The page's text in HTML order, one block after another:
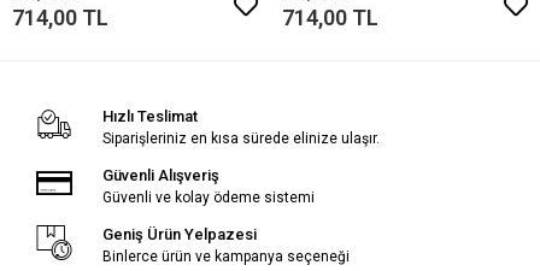
714,00 TL 714,00 TL
Hızlı Teslimat
Siparişleriniz en kısa sürede elinize ulaşır.
Güvenli Alışveriş
Güvenli ve kolay ödeme sistemi
Geniş Ürün Yelpazesi
Binlerce ürün ve kampanya seçeneği